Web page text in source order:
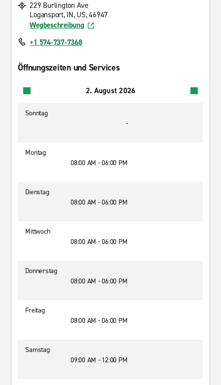
229 Burlington Ave
Logansport, IN, US, 46947
Wegbeschreibung
+1 574-737-7368
Öffnungszeiten und Services
2. August 2026
Sonntag
-
Montag
08:00 AM - 06:00 PM
Dienstag
08:00 AM - 06:00 PM
Mittwoch
08:00 AM - 06:00 PM
Donnerstag
08:00 AM - 06:00 PM
Freitag
08:00 AM - 06:00 PM
Samstag
09:00 AM - 12:00 PM